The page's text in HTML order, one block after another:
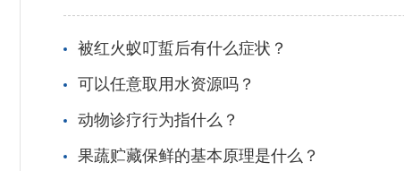
被红火蚁叮蜇后有什么症状？
可以任意取用水资源吗？
动物诊疗行为指什么？
果蔬贮藏保鲜的基本原理是什么？